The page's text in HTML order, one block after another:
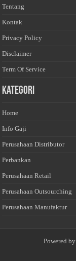
Tentang
Kontak
Privacy Policy
Disclaimer
Term Of Service
Kategori
Home
Info Gaji
Perusahaan Distributor
Perbankan
Perusahaan Retail
Perusahaan Outsourching
Perusahaan Manufaktur
Powered by